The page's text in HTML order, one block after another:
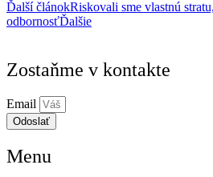
Ďalší článokRiskovali sme vlastnú
odbornosťĎalšie
Zostaňme v kontakte
Email
Odoslať
Menu